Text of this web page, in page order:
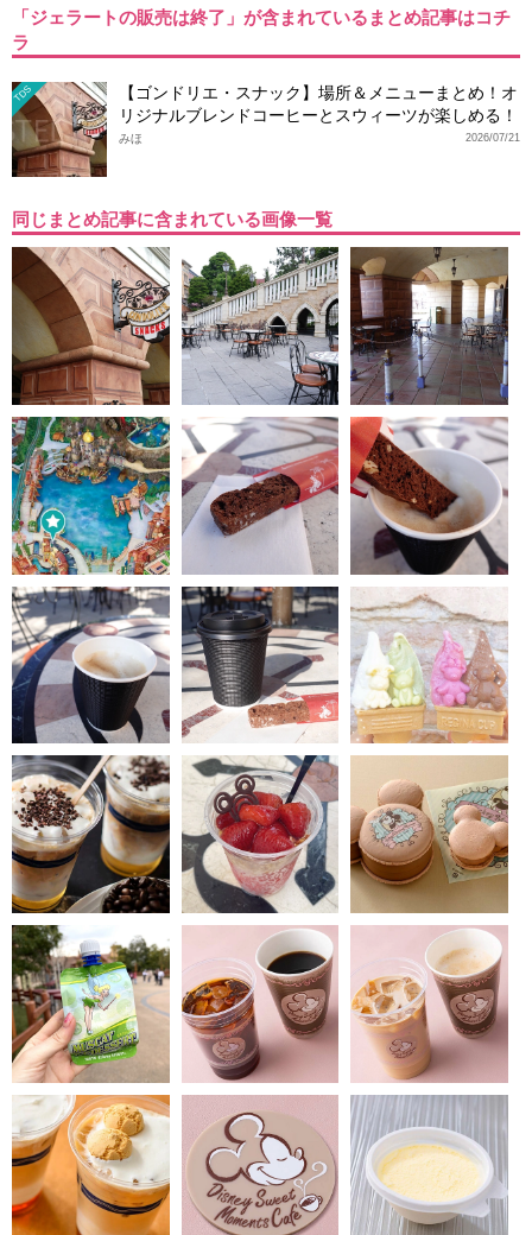
「ジェラートの販売は終了」が含まれているまとめ記事はコチ
ラ
TDS
【ゴンドリエ・スナック】場所＆メニューまとめ！オ
リジナルブレンドコーヒーとスウィーツが楽しめる！
2026/07/21
みほ
同じまとめ記事に含まれている画像一覧